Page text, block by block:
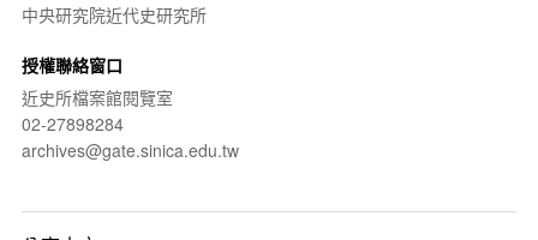
中央研究院近代史研究所
授權聯絡窗口
近史所檔案館閱覽室
02-27898284
archives@gate.sinica.edu.tw